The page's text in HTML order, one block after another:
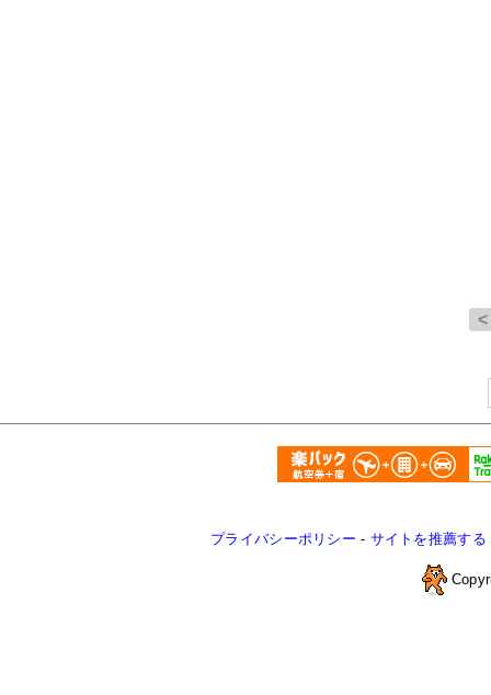
プライバシーポリシー - サイトを推薦する